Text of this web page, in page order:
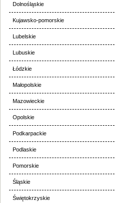
Dolnośląskie
Kujawsko-pomorskie
Lubelskie
Lubuskie
Łódzkie
Małopolskie
Mazowieckie
Opolskie
Podkarpackie
Podlaskie
Pomorskie
Śląskie
Świętokrzyskie